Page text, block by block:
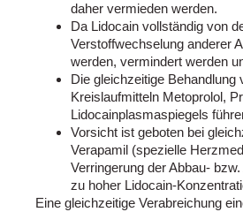
daher vermieden werden.
Da Lidocain vollständig von
Verstoffwechselung anderer
werden, vermindert werden
Die gleichzeitige
Kreislaufmitteln Metoprolol,
Lidocainplasmaspiegels
Vorsicht ist geboten bei
Verapamil (spezielle
Verringerung der Abbau-
zu hoher Lidocain-
Eine gleichzeitige Verabreichung